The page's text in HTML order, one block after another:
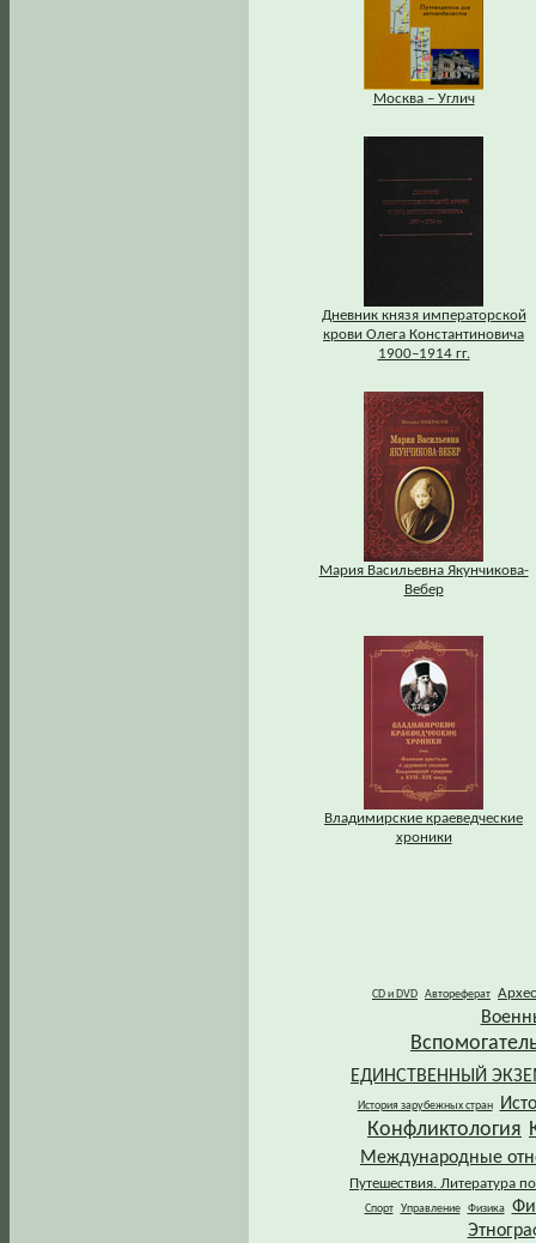
Москва – Углич
Дневник князя императорской
крови Олега Константиновича
1900–1914 гг.
Мария Васильевна Якунчикова-
Вебер
Владимирские краеведческие
хроники
CD и DVD Автореферат
ЕДИНСТВЕННЫЙ
История зарубежных стран
Конфликтология
Международные
Путешествия. Литература
Спорт Управление Физика